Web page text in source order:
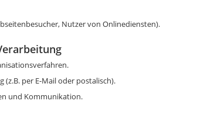
Nutzer von Onlinediensten).
(z.B. per E-Mail oder postalisch).
und Kommunikation.